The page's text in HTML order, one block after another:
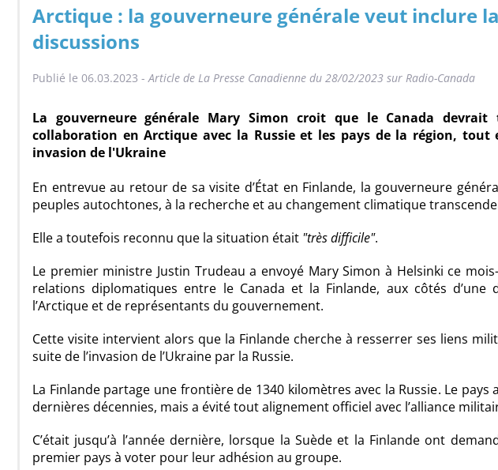
Arctique : la gouverneure générale veut inclure
discussions
Publié le 06.03.2023 -Article de La Presse Canadienne du 28/02/2023 sur Radio-Canada
La gouverneure générale Mary Simon croit que le Canada
collaboration en Arctique avec la Russie et les pays de la région, tout
invasion de l'Ukraine
En entrevue au retour de sa visite d’État en Finlande, la gouverneure
peuples autochtones, à la recherche et au changement climatique
Elle a toutefois reconnu que la situation était très difficile .
Le premier ministre Justin Trudeau a envoyé Mary Simon à Helsinki ce
relations diplomatiques entre le Canada et la Finlande, aux côtés
l’Arctique et de représentants du gouvernement.
Cette visite intervient alors que la Finlande cherche à resserrer ses liens
suite de l’invasion de l’Ukraine par la Russie.
La Finlande partage une frontière de 1340 kilomètres avec la Russie. Le
dernières décennies, mais a évité tout alignement officiel avec l’alliance
C’était jusqu’à l’année dernière, lorsque la Suède et la Finlande ont
premier pays à voter pour leur adhésion au groupe.